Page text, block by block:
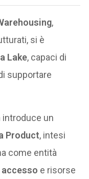
,
si è
Lake, capaci di
supportare
introduce un
Product, intesi
come entità
e risorse